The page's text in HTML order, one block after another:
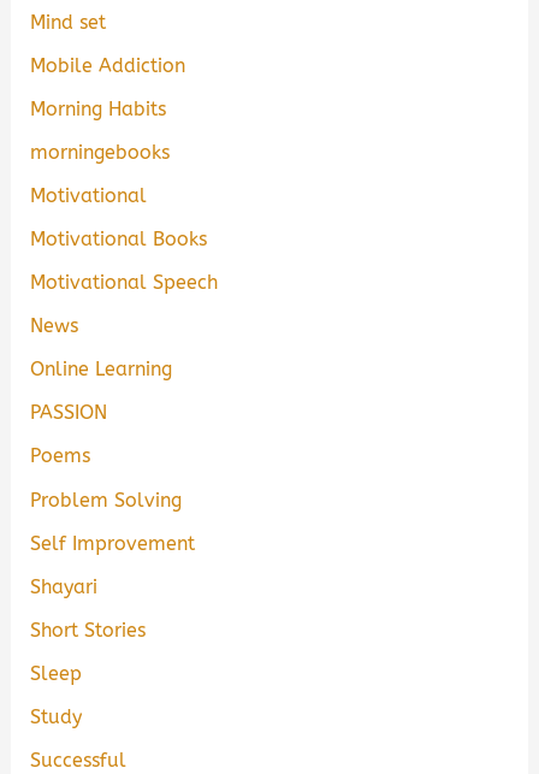
Mind set
Mobile Addiction
Morning Habits
morningebooks
Motivational
Motivational Books
Motivational Speech
News
Online Learning
PASSION
Poems
Problem Solving
Self Improvement
Shayari
Short Stories
Sleep
Study
Successful